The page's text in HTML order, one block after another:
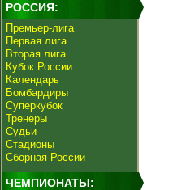
РОССИЯ:
Премьер-лига
Первая лига
Вторая лига
Кубок России
Календарь
Бомбардиры
Суперкубок
Тренеры
Судьи
Стадионы
Сборная России
ЧЕМПИОНАТЫ: